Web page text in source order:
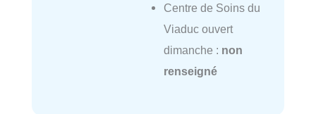
Centre de Soins du
Viaduc ouvert
dimanche : non
renseigné